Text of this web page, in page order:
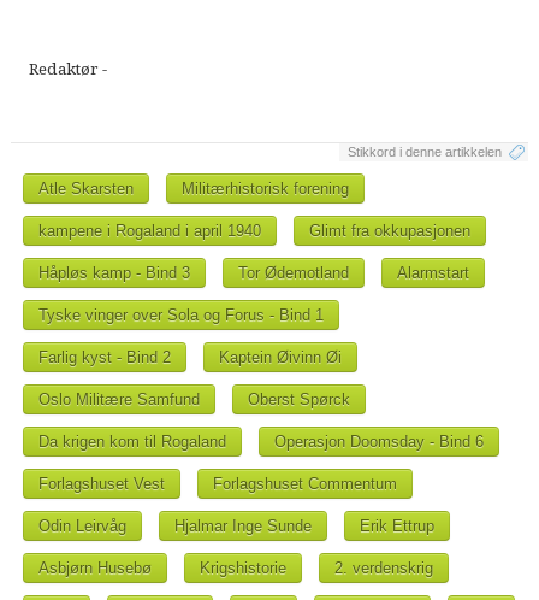
Redaktør -
Stikkord i denne artikkelen
Atle Skarsten Militærhistorisk forening
kampene i Rogaland i april 1940 Glimt fra okkupasjonen
Håpløs kamp - Bind 3 Tor Ødemotland Alarmstart
Tyske vinger over Sola og Forus - Bind 1
Farlig kyst - Bind 2 Kaptein Øivinn Øi
Oslo Militære Samfund Oberst Spørck
Da krigen kom til Rogaland Operasjon Doomsday - Bind 6
Forlagshuset Vest Forlagshuset Commentum
Odin Leirvåg Hjalmar Inge Sunde Erik Ettrup
Asbjørn Husebø Krigshistorie 2. verdenskrig